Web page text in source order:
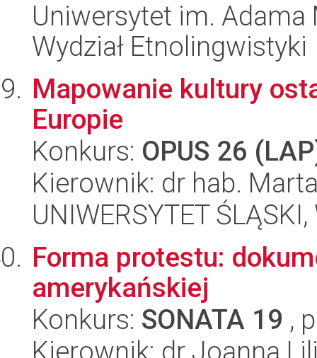
Uniwersytet im.
Wydział Etnolingwistyki
Mapowanie kultury
Europie
Konkurs: OPUS 26
Kierownik: dr hab.
UNIWERSYTET
Forma protestu:
amerykańskiej
Konkurs: SONATA 19 ,
Kierownik: dr Joanna